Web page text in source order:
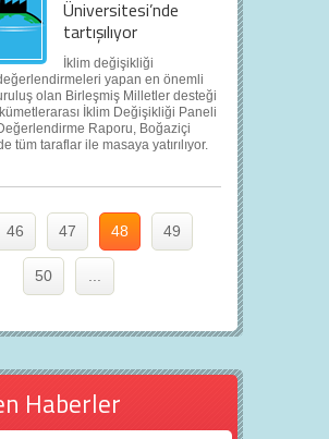
Üniversitesi’nde
tartışılıyor
İklim değişikliği
yapan en önemli
olan Birleşmiş Milletler desteği
İklim Değişikliği Paneli
Raporu, Boğaziçi
tüm taraflar ile masaya yatırılıyor.
46 47 48 49
50
Haberler